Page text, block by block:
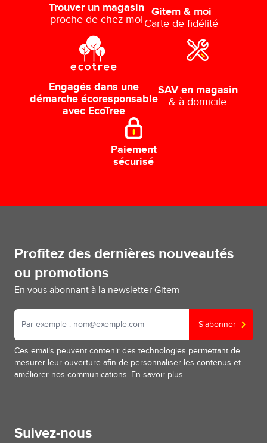
Trouver un magasin
proche de chez moi
Gitem & moi
Carte de fidélité
Engagés dans une
démarche écoresponsable
avec EcoTree
SAV en magasin
& à domicile
Paiement
sécurisé
Profitez des dernières nouveautés
ou promotions
En vous abonnant à la newsletter Gitem
S'abonner
Ces emails peuvent contenir des technologies permettant de
mesurer leur ouverture afin de personnaliser les contenus et
améliorer nos communications. En savoir plus
Suivez-nous